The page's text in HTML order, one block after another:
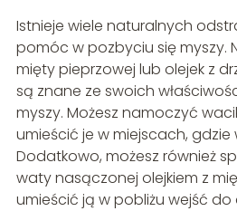
Istnieje wiele naturalnych
pomóc w pozbyciu się myszy.
mięty pieprzowej lub olejek z
są znane ze swoich
myszy. Możesz namoczyć
umieścić je w miejscach, gdzie
Dodatkowo, możesz również
waty nasączonej olejkiem z
umieścić ją w pobliżu wejść do